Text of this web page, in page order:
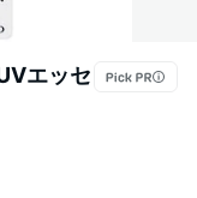
エッセ